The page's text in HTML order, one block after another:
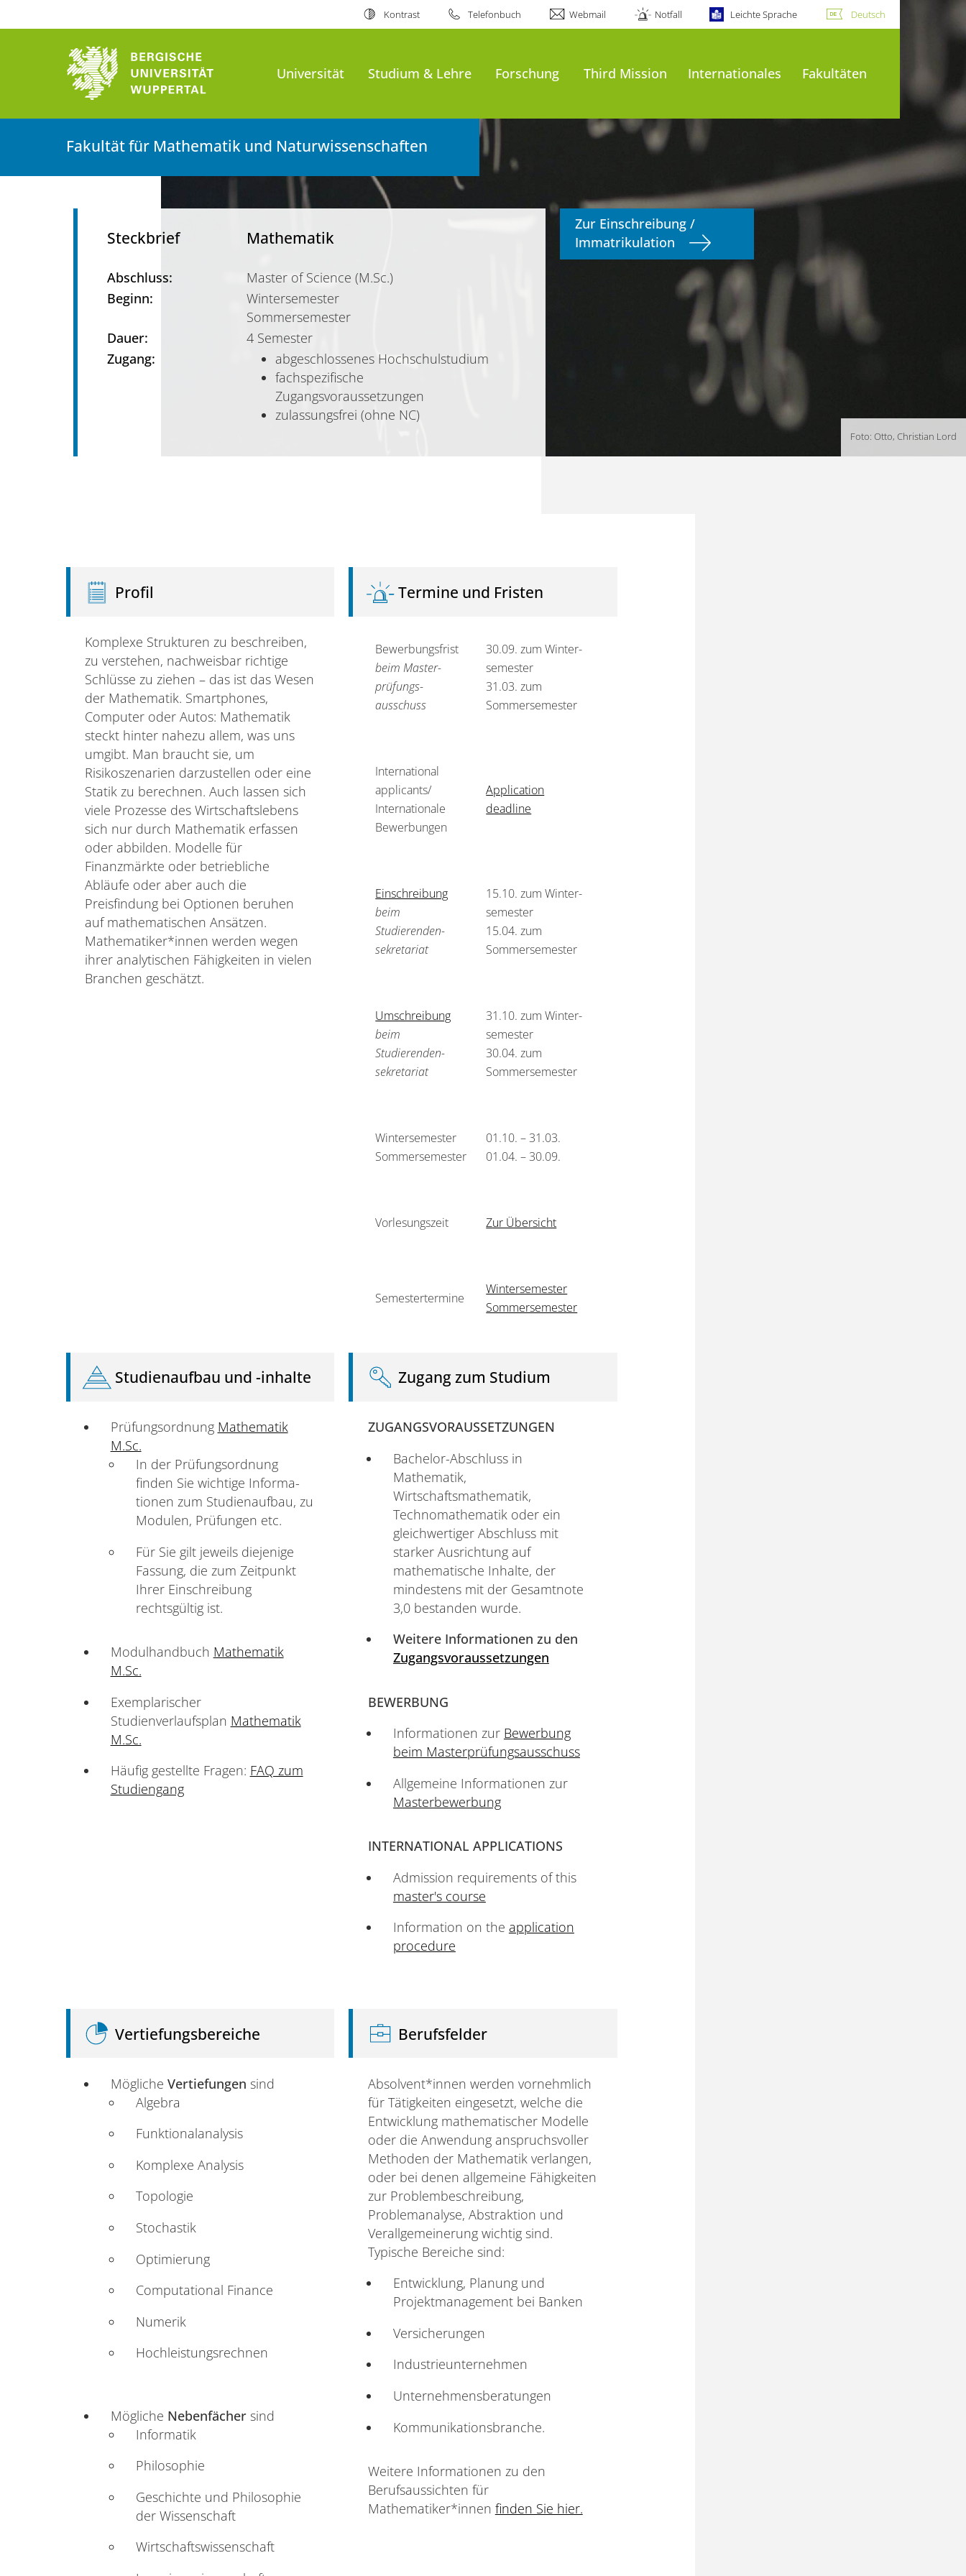
Kontrast Telefonbuch Webmail Notfall Leichte Sprache Deutsch
Universität Studium & Lehre Forschung Third Mission Internationales Fakultäten
Fakultät für Mathematik und Naturwissenschaften
Foto: Otto, Christian Lord
Steckbrief Mathematik
Abschluss:
Master of Science (M.Sc.)
Beginn:
Wintersemester
Sommersemester
Dauer:
4 Semester
Zugang:
abgeschlossenes Hochschulstudium
fachspezifische
Zugangsvoraussetzungen
zulassungsfrei (ohne NC)
Zur Einschreibung /
Immatrikulation
Profil
Komplexe Strukturen zu beschreiben,
zu verstehen, nachweisbar richtige
Schlüsse zu ziehen – das ist das Wesen
der Mathematik. Smartphones,
Computer oder Autos: Mathematik
steckt hinter nahezu allem, was uns
umgibt. Man braucht sie, um
Risikoszenarien darzustellen oder eine
Statik zu berechnen. Auch lassen sich
viele Prozesse des Wirtschaftslebens
sich nur durch Mathematik erfassen
oder abbilden. Modelle für
Finanzmärkte oder betriebliche
Abläufe oder aber auch die
Preisfindung bei Optionen beruhen
auf mathematischen Ansätzen.
Mathematiker*innen werden wegen
ihrer analytischen Fähigkeiten in vielen
Branchen geschätzt.
Termine und Fristen
Bewerbungsfrist
beim Master­­
prüfungs­­
ausschuss
30.09. zum Winter­
semester
31.03. zum
Sommer­semester
International
applicants/
Internationale
Bewerbungen
Application
deadline
Einschreibung
beim
Studierenden­­
sekretariat
15.10. zum Winter­
semester
15.04. zum
Sommer­semester
Umschreibung
beim
Studierenden­
sekretariat
31.10. zum Winter­
semester
30.04. zum
Sommer­semester
Wintersemester
Sommersemester
01.10. – 31.03.
01.04. – 30.09.
Vorlesungszeit Zur Übersicht
Semestertermine
Wintersemester
Sommersemester
Studienaufbau und -inhalte
Prüfungsordnung Mathematik
M.Sc.
In der Prüfungsordnung
finden Sie wichtige Informa­
tionen zum Studienaufbau, zu
Modulen, Prüfungen etc.
Für Sie gilt jeweils diejenige
Fassung, die zum Zeitpunkt
Ihrer Einschreibung
rechtsgültig ist.
Modulhandbuch Mathematik
M.Sc.
Exemplarischer
Studienverlaufsplan Mathematik
M.Sc.
Häufig gestellte Fragen: FAQ zum
Studiengang
Zugang zum Studium
ZUGANGSVORAUSSETZUNGEN
Bachelor-Abschluss in
Mathematik,
Wirtschaftsmathematik,
Technomathematik oder ein
gleichwertiger Abschluss mit
starker Ausrichtung auf
mathematische Inhalte, der
mindestens mit der Gesamtnote
3,0 bestanden wurde.
Weitere Informationen zu den
Zugangsvoraussetzungen
BEWERBUNG
Informationen zur Bewerbung
beim Masterprüfungsausschuss
Allgemeine Informationen zur
Masterbewerbung
INTERNATIONAL APPLICATIONS
Admission requirements of this
master's course
Information on the application
procedure
Vertiefungsbereiche
Mögliche Vertiefungen sind
Algebra
Funktionalanalysis
Komplexe Analysis
Topologie
Stochastik
Optimierung
Computational Finance
Numerik
Hochleistungsrechnen
Mögliche Nebenfächer sind
Informatik
Philosophie
Geschichte und Philosophie
der Wissenschaft
Wirtschaftswissenschaft
Berufsfelder
Absolvent*innen werden vornehmlich
für Tätigkeiten eingesetzt, welche die
Entwicklung mathematischer Modelle
oder die Anwendung anspruchsvoller
Methoden der Mathematik verlangen,
oder bei denen allgemeine Fähigkeiten
zur Problembeschreibung,
Problemanalyse, Abstraktion und
Verallgemeinerung wichtig sind.
Typische Bereiche sind:
Entwicklung, Planung und
Projektmanagement bei Banken
Versicherungen
Industrieunternehmen
Unternehmensberatungen
Kommunikationsbranche.
Weitere Informationen zu den
Berufsaussichten für
Mathematiker*innen finden Sie hier.